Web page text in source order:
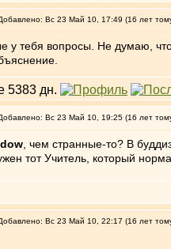
Вс 23 Май 10, 17:49 (16 лет
у тебя вопросы. Не думаю,
Вс 23 Май 10, 19:25 (16 лет
, чем странные-то? В
тот Учитель, который
Вс 23 Май 10, 22:17 (16 лет